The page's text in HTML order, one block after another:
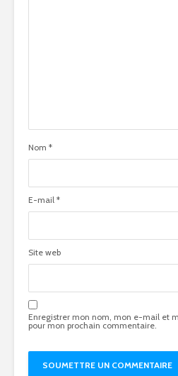
Nom *
E-mail *
Site web
Enregistrer mon nom, mon e-mail et
pour mon prochain commentaire.